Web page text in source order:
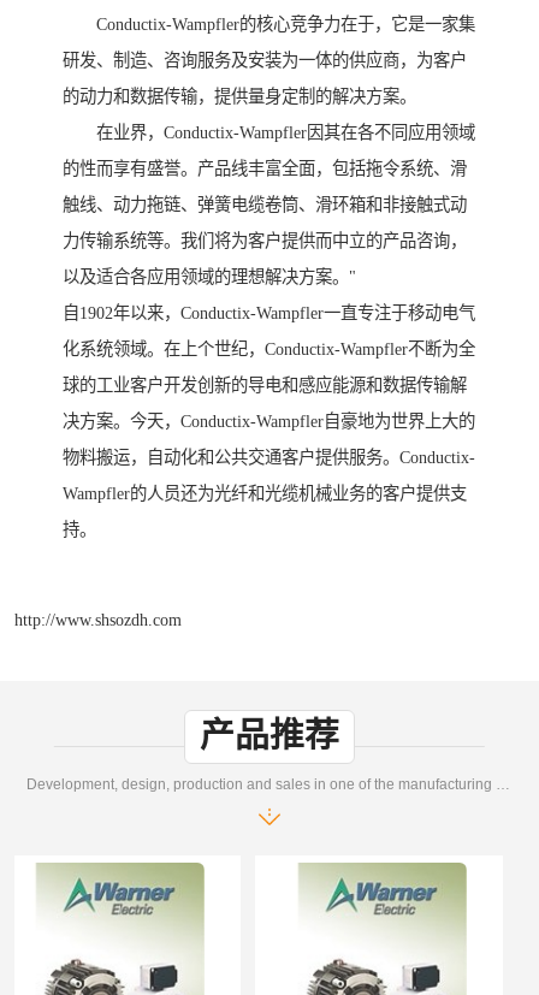
Conductix-Wampfler的核心竞争力在于，它是一家集
研发、制造、咨询服务及安装为一体的供应商，为客户
的动力和数据传输，提供量身定制的解决方案。
在业界，Conductix-Wampfler因其在各不同应用领域
的性而享有盛誉。产品线丰富全面，包括拖令系统、滑
触线、动力拖链、弹簧电缆卷筒、滑环箱和非接触式动
力传输系统等。我们将为客户提供而中立的产品咨询，
以及适合各应用领域的理想解决方案。"
自1902年以来，Conductix-Wampfler一直专注于移动电气
化系统领域。在上个世纪，Conductix-Wampfler不断为全
球的工业客户开发创新的导电和感应能源和数据传输解
决方案。今天，Conductix-Wampfler自豪地为世界上大的
物料搬运，自动化和公共交通客户提供服务。Conductix-
Wampfler的人员还为光纤和光缆机械业务的客户提供支
持。
http://www.shsozdh.com
产品推荐